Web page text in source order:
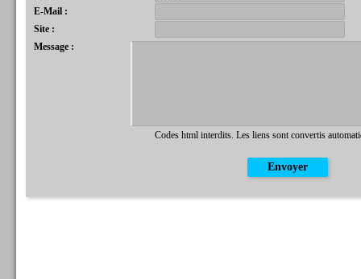
E-Mail :
Site :
Message :
Codes html interdits. Les liens sont convertis